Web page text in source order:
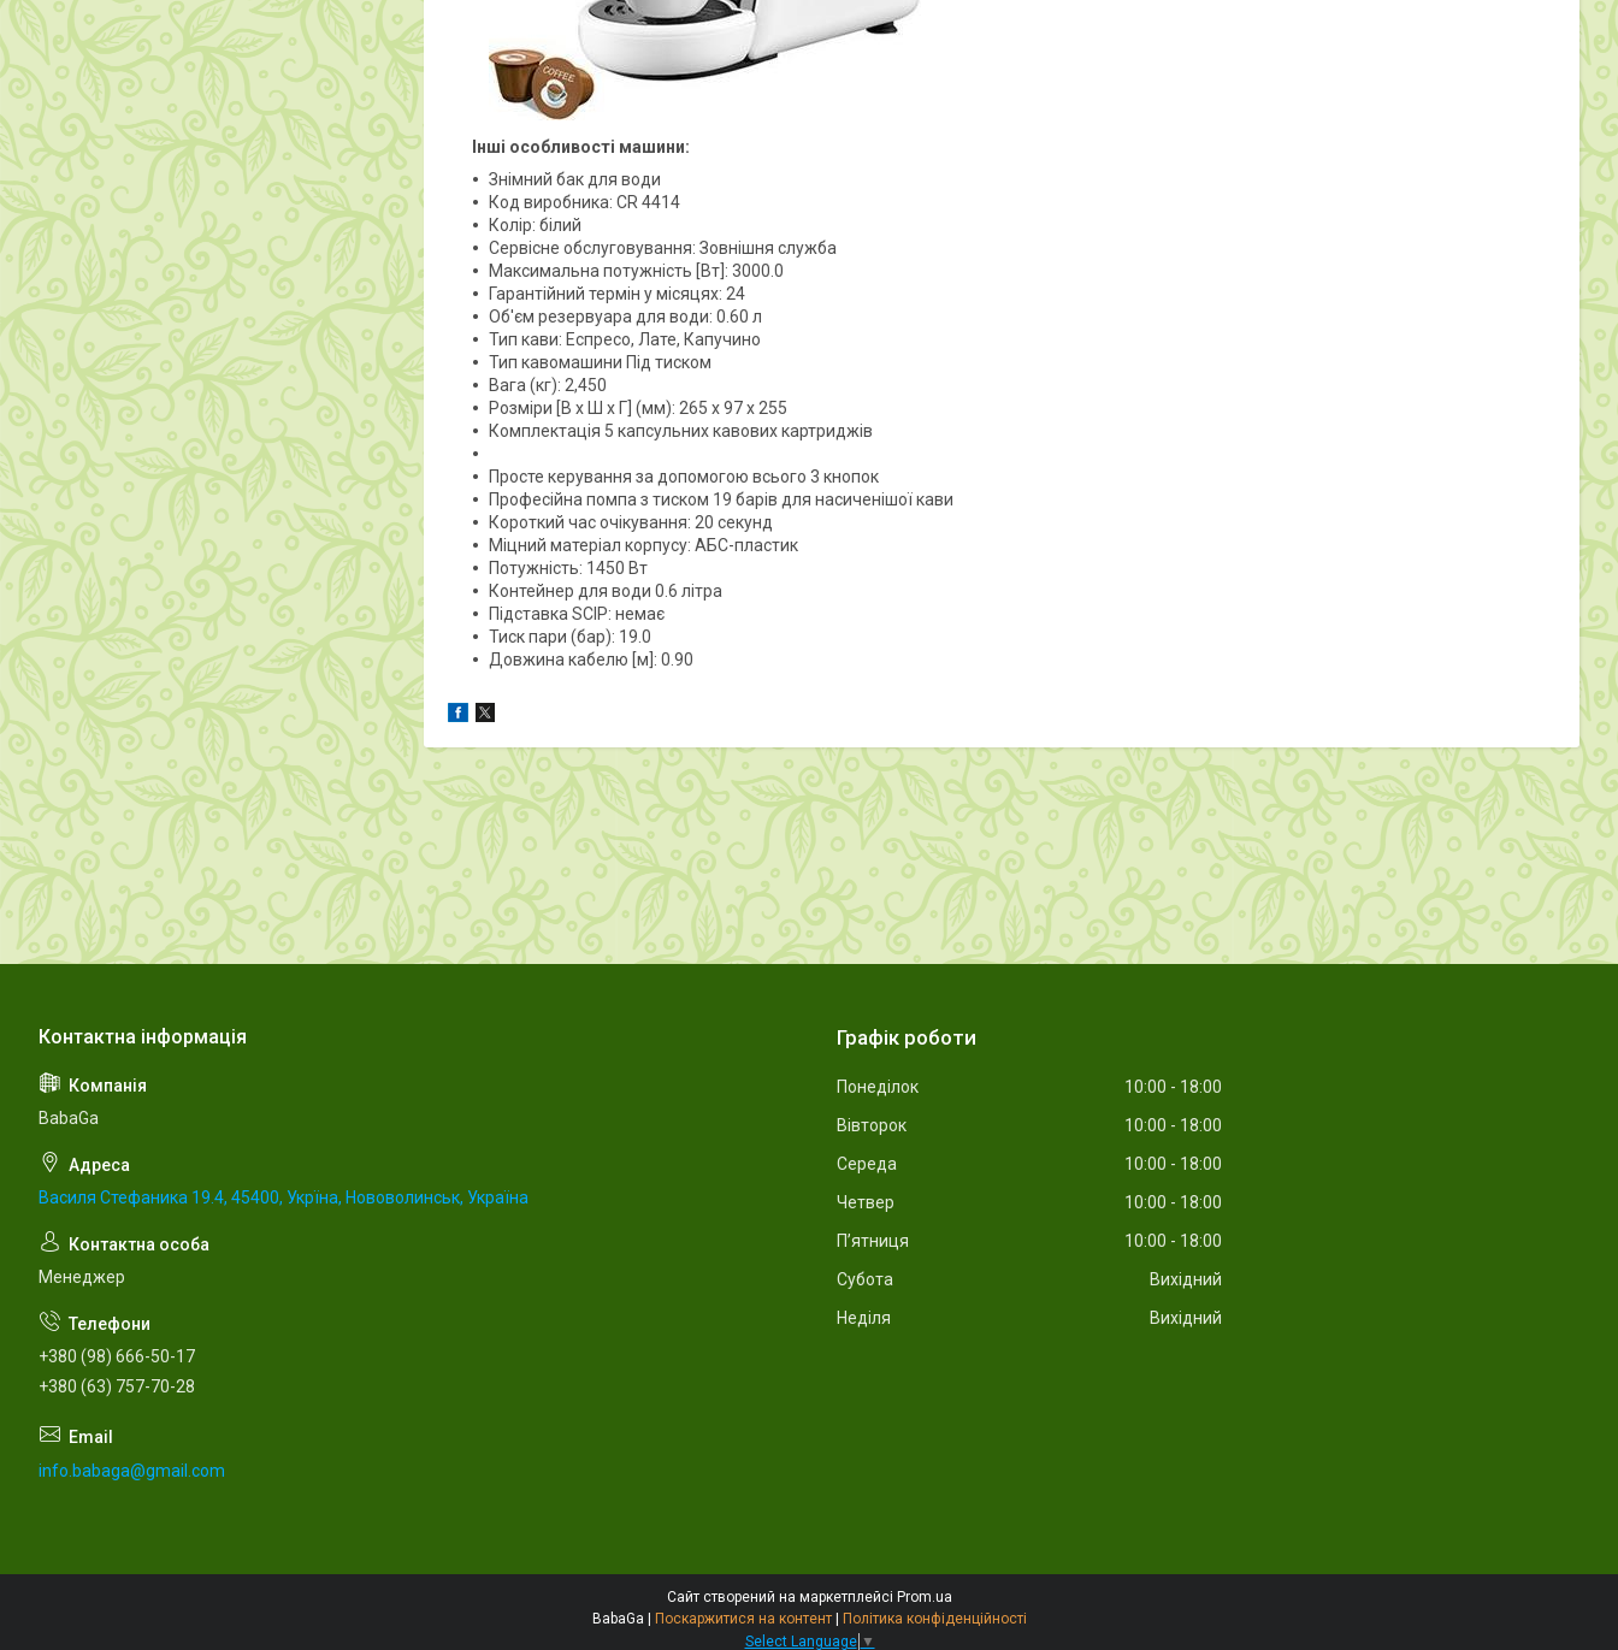
Інші особливості машини:
Знімний бак для води
Код виробника: CR 4414
Колір: білий
Сервісне обслуговування: Зовнішня служба
Максимальна потужність [Вт]: 3000.0
Гарантійний термін у місяцях: 24
Об'єм резервуара для води: 0.60 л
Тип кави: Еспресо, Лате, Капучино
Тип кавомашини Під тиском
Вага (кг): 2,450
Розміри [В х Ш х Г] (мм): 265 х 97 х 255
Комплектація 5 капсульних кавових картриджів
Просте керування за допомогою всього 3 кнопок
Професійна помпа з тиском 19 барів для насиченішої кави
Короткий час очікування: 20 секунд
Міцний матеріал корпусу: АБС-пластик
Потужність: 1450 Вт
Контейнер для води 0.6 літра
Підставка SCIP: немає
Тиск пари (бар): 19.0
Довжина кабелю [м]: 0.90
BabaGa
Василя Стефаника 19.4, 45400, Укрїна, Нововолинськ, Україна
Менеджер
+380 (98) 666-50-17
+380 (63) 757-70-28
info.babaga@gmail.com
Графік роботи
Понеділок 10:00
18:00
Вівторок
10:00
18:00
Середа
10:00
18:00
Четвер
10:00
18:00
Пʼятниця
10:00
18:00
Субота
Вихідний
Неділя
Вихідний
Сайт створений на маркетплейсі Prom.ua
BabaGa | Поскаржитися на контент | Політика конфіденційності
Select Language ▼